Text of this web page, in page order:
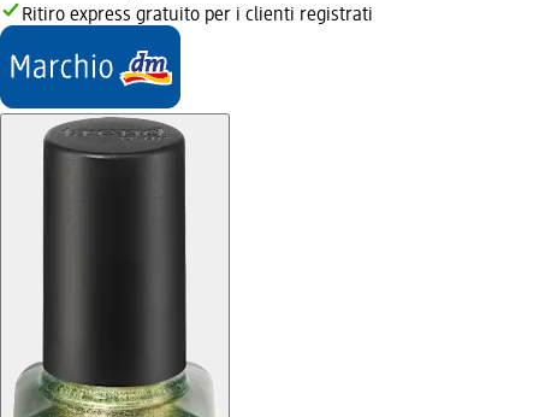
Ritiro express gratuito per i clienti registrati